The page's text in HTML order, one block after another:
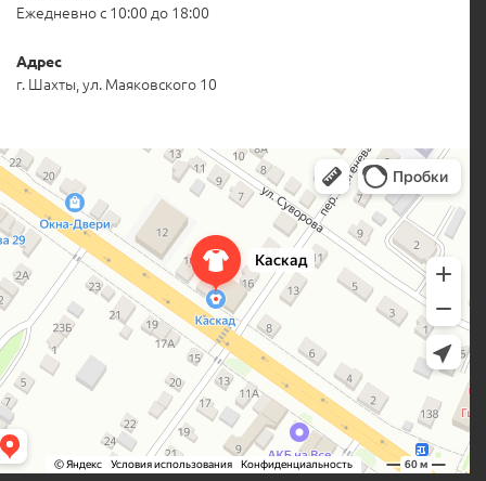
Ежедневно с 10:00 до 18:00
Адрес
г. Шахты, ул. Маяковского 10